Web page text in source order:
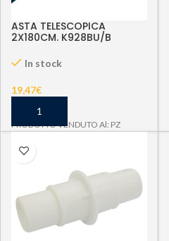
ASTA TELESCOPICA
2X180CM. K928BU/B
In stock
19,47€
PRODOTTO VENDUTO Al: PZ